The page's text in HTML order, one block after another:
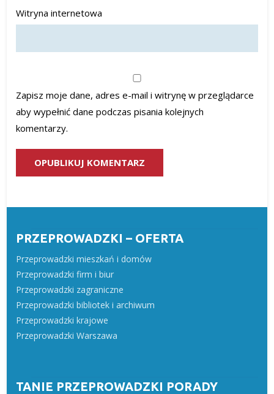
Witryna internetowa
Zapisz moje dane, adres e-mail i witrynę w przeglądarce
aby wypełnić dane podczas pisania kolejnych
komentarzy.
PRZEPROWADZKI – OFERTA
Przeprowadzki mieszkań i domów
Przeprowadzki firm i biur
Przeprowadzki zagraniczne
Przeprowadzki bibliotek i archiwum
Przeprowadzki krajowe
Przeprowadzki Warszawa
TANIE PRZEPROWADZKI PORADY